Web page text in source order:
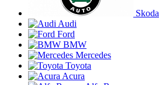
Skoda
Audi
Ford
BMW
Mercedes
Toyota
Acura